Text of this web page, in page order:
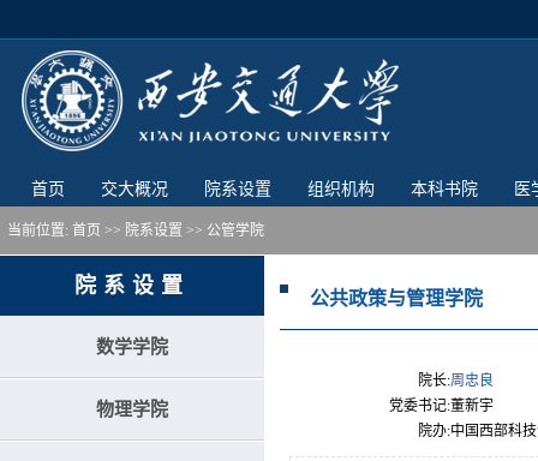
首页 交大概况 院系设置 组织机构 本科书院 医
当前位置: 首页 >> 院系设置 >> 公管学院
院系设置
数学学院
物理学院
公共政策与管理学院
院长:周忠良
党委书记:董新宇
院办:中国西部科